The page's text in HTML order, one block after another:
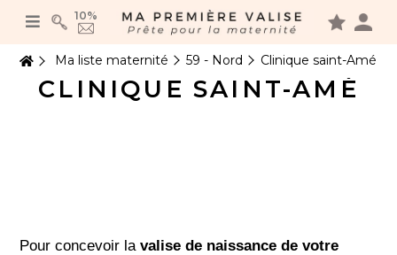
10%
Ma liste maternité 59 - Nord Clinique saint-Amé
CLINIQUE SAINT-AMÉ
Pour concevoir lavalise de naissance de votre
Panneau de gestion des cookies